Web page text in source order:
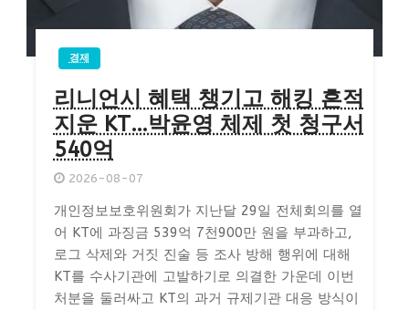
경제
리니언시 혜택 챙기고 해킹 흔적
지운 KT…박윤영 체제 첫 청구서
540억
2026-08-07
개인정보보호위원회가 지난달 29일 전체회의를 열
어 KT에 과징금 539억 7천900만 원을 부과하고,
로그 삭제와 거짓 진술 등 조사 방해 행위에 대해
KT를 수사기관에 고발하기로 의결한 가운데 이번
처분을 둘러싸고 KT의 과거 규제기관 대응 방식이